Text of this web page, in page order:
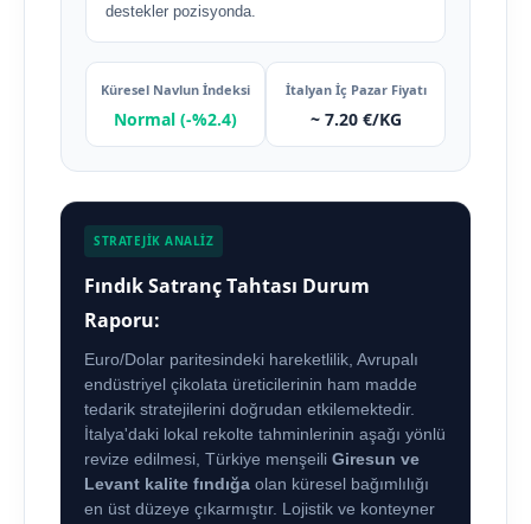
destekler pozisyonda.
Küresel Navlun İndeksi
Normal (-%2.4)
İtalyan İç Pazar Fiyatı
~ 7.20 €/KG
STRATEJİK ANALİZ
Fındık Satranç Tahtası Durum
Raporu:
Euro/Dolar paritesindeki hareketlilik, Avrupalı
endüstriyel çikolata üreticilerinin ham madde
tedarik stratejilerini doğrudan etkilemektedir.
İtalya'daki lokal rekolte tahminlerinin aşağı yönlü
revize edilmesi, Türkiye menşeili Giresun ve
Levant kalite fındığa olan küresel bağımlılığı
en üst düzeye çıkarmıştır. Lojistik ve konteyner